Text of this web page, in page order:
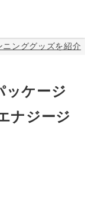
ンググッズを紹介
ッケージ
ナジージ